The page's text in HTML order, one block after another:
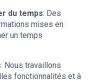
du temps: Des
mises en
un temps
: Nous travaillons
fonctionnalités et à